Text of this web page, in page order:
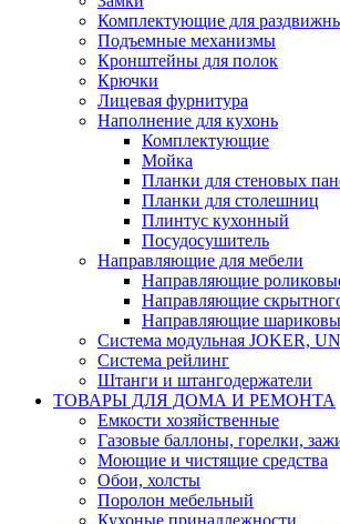
Комплектующие для
Подъемные механизмы
Кронштейны для полок
Крючки
Лицевая фурнитура
Наполнение для кухонь
Комплектующие
Мойка
Планки для стеновых
Планки для столешниц
Плинтус кухонный
Посудосушитель
Направляющие для мебели
Направляющие
Направляющие
Направляющие
Система модульная JOKER,
Система рейлинг
Штанги и штангодержатели
ТОВАРЫ ДЛЯ ДОМА И РЕМОНТА
Емкости хозяйственные
Газовые баллоны, горелки,
Моющие и чистящие средства
Обои, холсты
Поролон мебельный
Кухоные принадлежности